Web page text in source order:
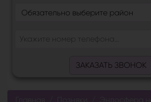
ЗАКАЗАТЬ ЗВОНОК
Главная Эндосфера